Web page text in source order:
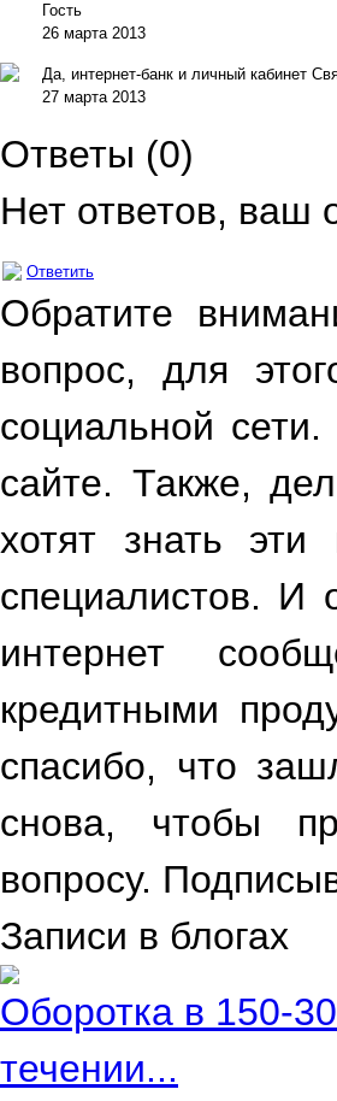
Гость
26 марта 2013
Да, интернет-банк и личный кабинет
27 марта 2013
Ответы (0)
Нет ответов, ваш
Ответить
Обратите
вопрос, для
социальной
сайте. Также,
хотят знать
специалистов. И
интернет
кредитными
спасибо, что
снова, чтобы
вопросу.
Записи в блогах
Оборотка в 150-
течении...